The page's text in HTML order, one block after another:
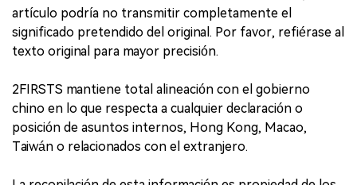
artículo podría no transmitir completamente el
significado pretendido del original. Por favor, refiérase al
texto original para mayor precisión.
2FIRSTS mantiene total alineación con el gobierno
chino en lo que respecta a cualquier declaración o
posición de asuntos internos, Hong Kong, Macao,
Taiwán o relacionados con el extranjero.